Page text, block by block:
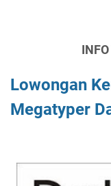
Lowongan
Megatyper